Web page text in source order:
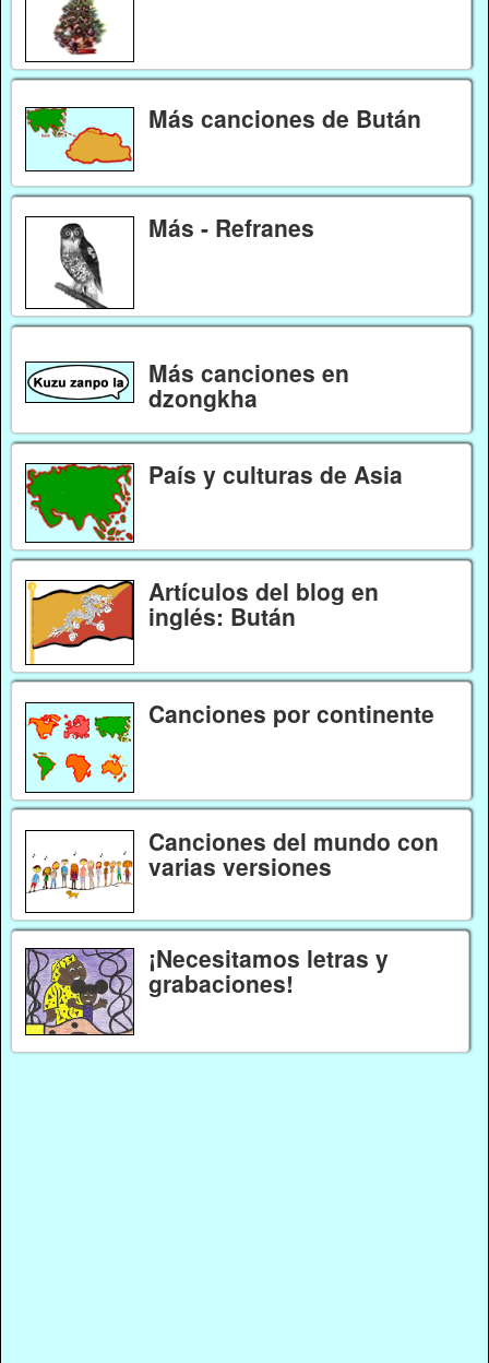
Más canciones de Bután
Más - Refranes
Más canciones en
dzongkha
País y culturas de Asia
Artículos del blog en
inglés: Bután
Canciones por continente
Canciones del mundo con
varias versiones
¡Necesitamos letras y
grabaciones!